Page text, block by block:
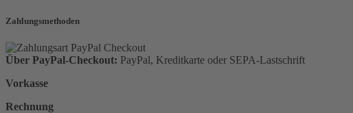
Zahlungsmethoden
Über PayPal-Checkout: PayPal, Kreditkarte oder SEPA-Lastschrift
Vorkasse
Rechnung